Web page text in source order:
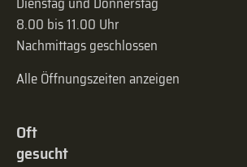
8.00 bis 11.00 Uhr
Nachmittags geschlossen
Alle Öffnungszeiten anzeigen
Oft
gesucht